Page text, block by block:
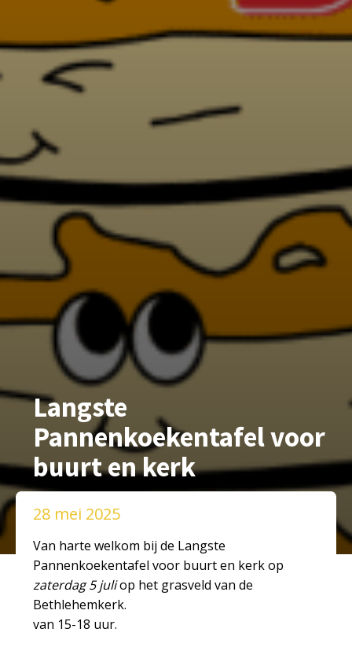
Langste
Pannenkoekentafel voor
buurt en kerk
28 mei 2025
Van harte welkom bij de Langste
Pannenkoekentafel voor buurt en kerk op
zaterdag 5 juliop het grasveld van de
Bethlehemkerk.
van 15-18 uur.